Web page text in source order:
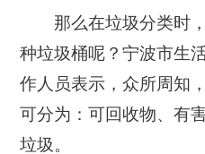
那么在垃圾分类时，
种垃圾桶呢？宁波市生
作人员表示，众所周知
可分为：可回收物、有
垃圾。